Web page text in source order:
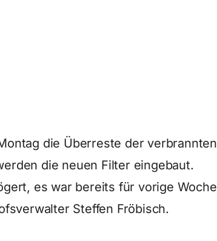
die Überreste der verbrannten
die neuen Filter eingebaut.
es war bereits für vorige Woche
Steffen Fröbisch.